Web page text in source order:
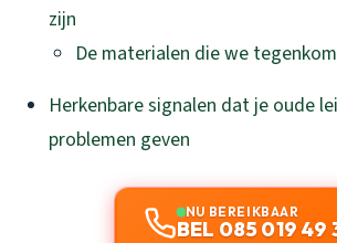
zijn
De materialen die we
Herkenbare signalen dat je oude
problemen geven
NU BEREIKBAAR
BEL 085 019 49